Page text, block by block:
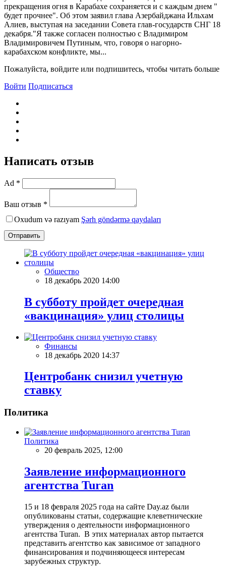
прекращения огня в Карабахе сохраняется и с каждым днем "
будет прочнее". Об этом заявил глава Азербайджана Ильхам
Алиев, выступая на заседании Совета глав-государств СНГ 18
декабря."Я также согласен полностью с Владимиром
Владимировичем Путиным, что, говоря о нагорно-
карабахском конфликте, мы...
Пожалуйста, войдите или подпишитесь, чтобы читать больше
Войти Подписаться
Написать отзыв
Ad *
Ваш отзыв *
Oxudum və razıyam Şərh göndərmə qaydaları
Отправить
Общество
18 декабрь 2020 14:00
В субботу пройдет очередная
«вакцинация» улиц столицы
Финансы
18 декабрь 2020 14:37
Центробанк снизил учетную
ставку
Политика
Политика
20 февраль 2025, 12:00
Заявление информационного
агентства Turan
15 и 18 февраля 2025 года на сайте Day.az были
опубликованы статьи, содержащие клеветнические
утверждения о деятельности информационного
агентства Turan. В этих материалах автор пытается
представить агентство как зависимое от западного
финансирования и подчиняющееся интересам
зарубежных структур.